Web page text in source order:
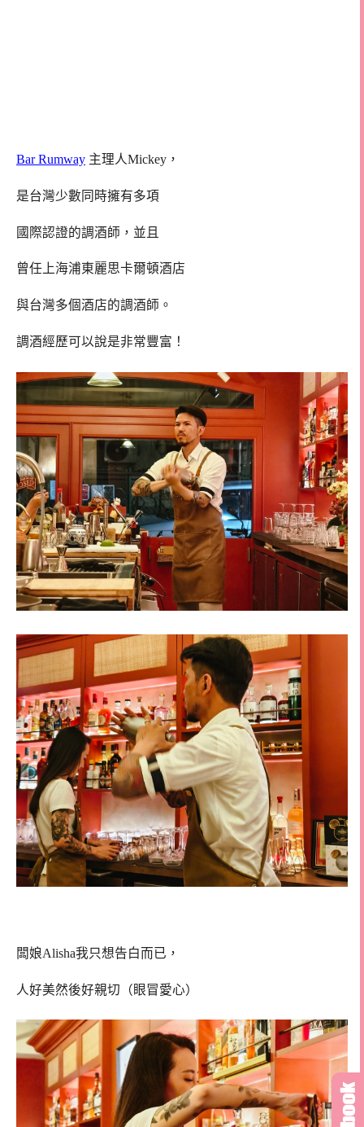
Bar Rumway 主理人Mickey，
是台灣少數同時擁有多項
國際認證的調酒師，並且
曾任上海浦東麗思卡爾頓酒店
與台灣多個酒店的調酒師。
調酒經歷可以說是非常豐富！
闆娘Alisha我只想告白而已，
人好美然後好親切（眼冒愛心）